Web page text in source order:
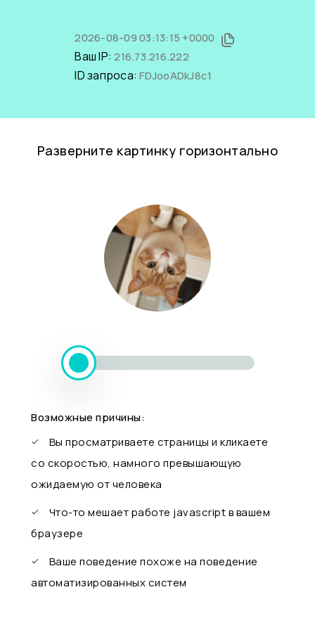
2026-08-09 03:13:15 +0000
Ваш IP:216.73.216.222
ID запроса:FDJooADkJ8c1
Разверните картинку горизонтально
Возможные причины:
Вы просматриваете страницы и кликаете
со скоростью, намного превышающую
ожидаемую от человека
Что-то мешает работе javascript в вашем
браузере
Ваше поведение похоже на поведение
автоматизированных систем